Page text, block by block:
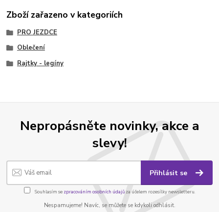
Zboží zařazeno v kategoriích
PRO JEZDCE
Oblečení
Rajtky - legíny
Nepropásněte novinky, akce a
slevy!
Přihlásit se
Souhlasím se zpracováním osobních údajůza účelem rozesílky newsletteru.
Nespamujeme! Navíc, se můžete se kdykoli odhlásit.